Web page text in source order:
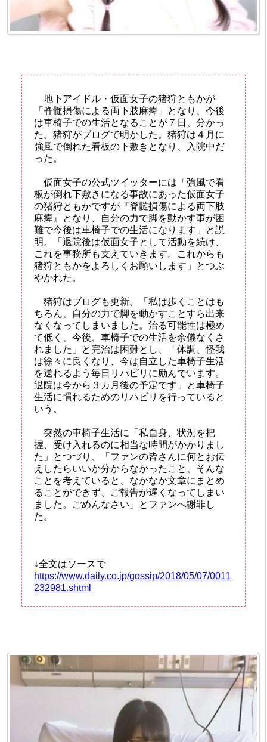
地下アイドル・仮面女子の猪狩ともかが
「脊髄損傷による両下肢麻痺」となり、今後
は車椅子での生活となることが７日、分かっ
た。猪狩がブログで明かした。猪狩は４月に
強風で倒れた看板の下敷きとなり、入院中だ
った。
仮面女子の公式ツイッターには「強風で看
板が倒れ下敷きになる事故にあった仮面女子
の猪狩ともかですが『脊髄損傷による両下肢
麻痺』となり、自分の力で脚を動かす事が困
難で今後は車椅子での生活になります」と説
明。「退院後は仮面女子として活動を続け、
これを事務所も支えていきます。これからも
猪狩ともかをよろしくお願いします」とつぶ
やかれた。
猪狩はブログも更新。「私は歩くことはも
ちろん、自分の力で脚を動かすことすら出来
なくなってしまいました。治る可能性は極め
て低く、今後、車椅子での生活を余儀なくさ
れました」と完治は困難とし、「体調、怪我
は徐々に良くなり、今は自立した車椅子生活
を送れるよう毎日リハビリに励んでいます。
退院は今から３カ月後の予定です」と車椅子
生活に慣れるためのリハビリを行っていると
いう。
突然の車椅子生活に「私自身、状況を把
握、受け入れるのに相当な時間がかかりまし
た」とつづり、「ファンの皆さんに何とお伝
えしたらいいか分からなかったこと、そんな
ことを考えていると、なかなか文章にまとめ
ることができず、ご報告が遅くなってしまい
ました。ごめんなさい」とファンへ謝罪し
た。
↓全文はソースで
https://www.daily.co.jp/gossip/2018/05/07/0011
232981.shtml